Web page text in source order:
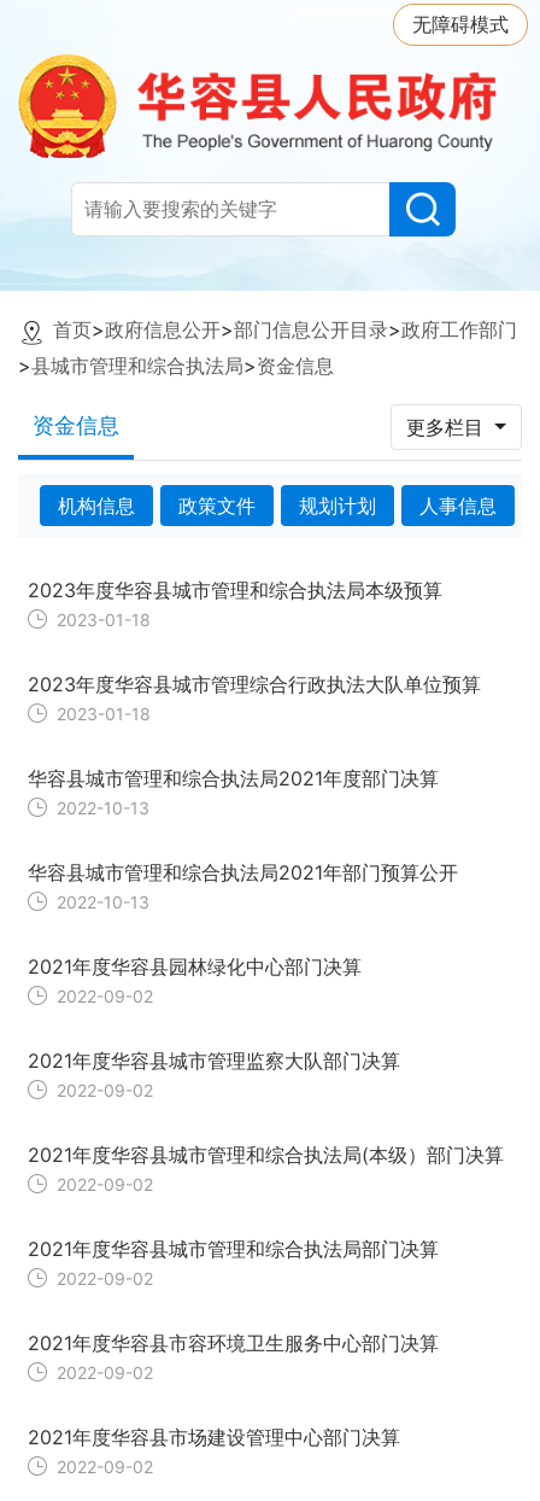
无障碍模式
首页>政府信息公开>部门信息公开目录>政府工作部门
>县城市管理和综合执法局>资金信息
资金信息 更多栏目
机构信息 政策文件 规划计划 人事信息
2023年度华容县城市管理和综合执法局本级预算
2023-01-18
2023年度华容县城市管理综合行政执法大队单位预算
2023-01-18
华容县城市管理和综合执法局2021年度部门决算
2022-10-13
华容县城市管理和综合执法局2021年部门预算公开
2022-10-13
2021年度华容县园林绿化中心部门决算
2022-09-02
2021年度华容县城市管理监察大队部门决算
2022-09-02
2021年度华容县城市管理和综合执法局(本级）部门决算
2022-09-02
2021年度华容县城市管理和综合执法局部门决算
2022-09-02
2021年度华容县市容环境卫生服务中心部门决算
2022-09-02
2021年度华容县市场建设管理中心部门决算
2022-09-02